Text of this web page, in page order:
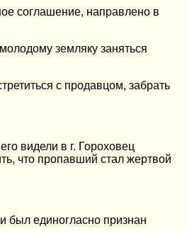
соглашение, направлено в
земляку заняться
с продавцом, забрать
видели в г. Гороховец
что пропавший стал жертвой
был единогласно признан